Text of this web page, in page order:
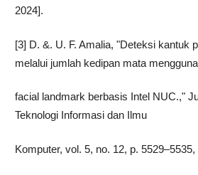
2024].
[3] D. &. U. F. Amalia, "Deteksi kantuk
melalui jumlah kedipan mata
facial landmark berbasis Intel NUC.,"
Teknologi Informasi dan Ilmu
Komputer, vol. 5, no. 12, p. 5529–5535,